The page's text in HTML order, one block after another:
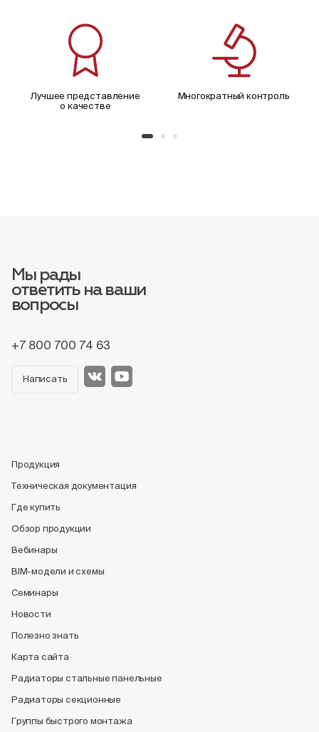
Лучшее представление
о качестве
Многократный контроль
Мы рады
ответить на ваши
вопросы
+7 800 700 74 63
Написать
Продукция
Техническая документация
Где купить
Обзор продукции
Вебинары
BIM-модели и схемы
Семинары
Новости
Полезно знать
Карта сайта
Радиаторы стальные панельные
Радиаторы секционные
Группы быстрого монтажа